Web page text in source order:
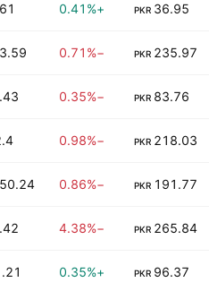
36.95
PKR
+0.41%
K
235.97
PKR
−0.71%
K
83.76
PKR
−0.35%
K
218.03
PKR
−0.98%
M
191.77
PKR
−0.86%
K
265.84
PKR
−4.38%
K
96.37
PKR
+0.35%
M